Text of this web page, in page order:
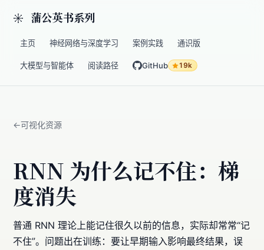
蒲公英书系列
主页 神经网络与深度学习 案例实践 通识版
大模型与智能体 阅读路径 GitHub 19k
可视化资源
RNN 为什么记不住：梯
度消失
普通 RNN 理论上能记住很久以前的信息，实际却常常“记
不住”。问题出在训练：要让早期输入影响最终结果，误